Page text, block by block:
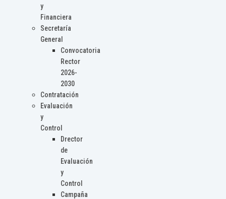
y
Financiera
Secretaría
General
Convocatoria
Rector
2026-
2030
Contratación
Evaluación
y
Control
Drector
de
Evaluación
y
Control
Campaña